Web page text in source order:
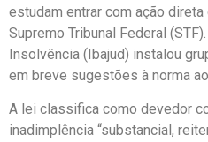
estudam entrar com ação
Supremo Tribunal Federal
Insolvência (Ibajud) instalou
em breve sugestões à norma
A lei classifica como devedor
inadimplência “substancial,